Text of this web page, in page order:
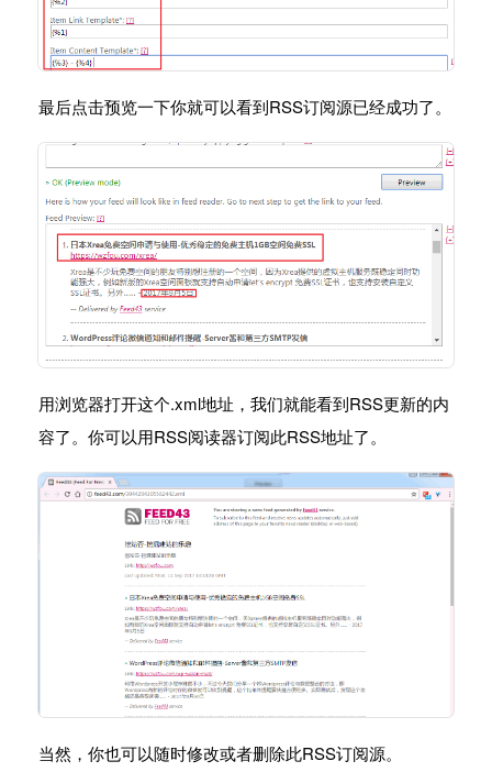
最后点击预览一下你就可以看到RSS订阅源已经成功了。
用浏览器打开这个.xml地址，我们就能看到RSS更新的内
容了。你可以用RSS阅读器订阅此RSS地址了。
当然，你也可以随时修改或者删除此RSS订阅源。